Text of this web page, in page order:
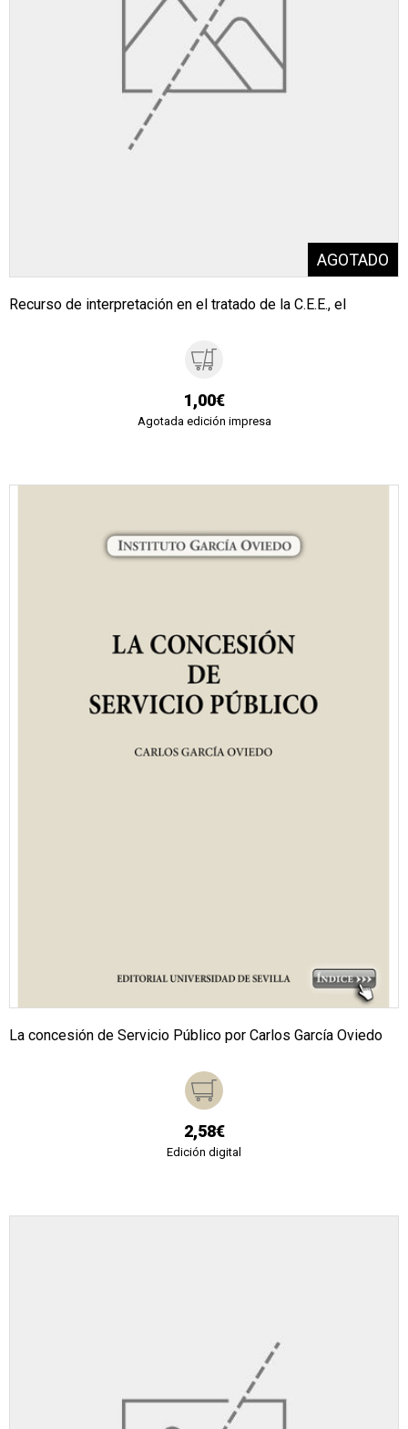
Recurso de interpretación en el tratado de la C.E.E., el
1,00€
Agotada edición impresa
La concesión de Servicio Público por Carlos García Oviedo
2,58€
Edición digital